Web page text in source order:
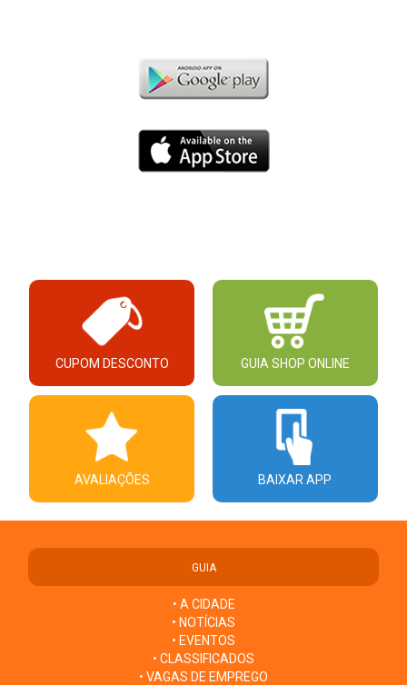
CUPOM DESCONTO GUIA SHOP ONLINE
AVALIAÇÕES BAIXAR APP
GUIA
• A CIDADE
• NOTÍCIAS
• EVENTOS
• CLASSIFICADOS
• VAGAS DE EMPREGO